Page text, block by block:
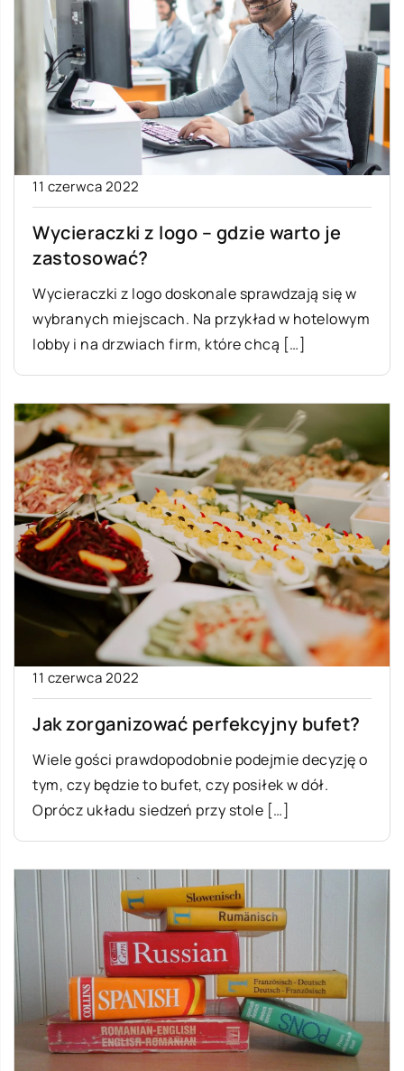
11 czerwca 2022
Wycieraczki z logo – gdzie warto je
zastosować?
Wycieraczki z logo doskonale sprawdzają się w
wybranych miejscach. Na przykład w hotelowym
lobby i na drzwiach firm, które chcą […]
11 czerwca 2022
Jak zorganizować perfekcyjny bufet?
Wiele gości prawdopodobnie podejmie decyzję o
tym, czy będzie to bufet, czy posiłek w dół.
Oprócz układu siedzeń przy stole […]